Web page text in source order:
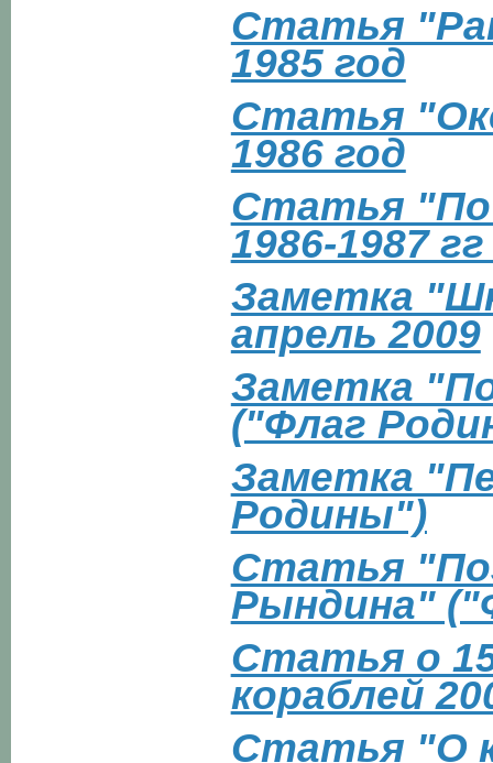
Статья
1985 год
Статья
1986 год
Статья "По
1986-1987
Заметка
апрель 2009
Заметка
("Флаг
Заметка
Родины")
Статья
Рындина"
Статья о
кораблей
Статья "О